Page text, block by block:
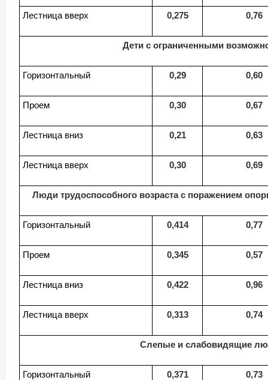
Лестница вверх 0,275 0,76
Дети с ограниченными
Горизонтальный 0,29 0,60
Проем 0,30 0,67
Лестница вниз 0,21 0,63
Лестница вверх 0,30 0,69
Люди трудоспособного возраста с поражением
Горизонтальный 0,414 0,77
Проем 0,345 0,57
Лестница вниз 0,422 0,96
Лестница вверх 0,313 0,74
Слепые и слабовидящие
Горизонтальный 0,371 0,73